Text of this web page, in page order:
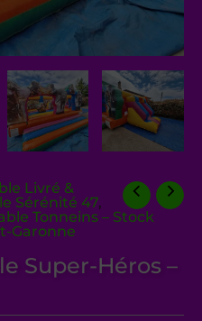
Livré &
Sérénité 47,
Tonneins – Stock
Garonne
Super-Héros –